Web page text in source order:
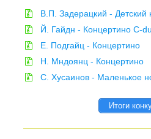
В.П. Задерацкий -
Й. Гайдн - Концертино C-
Е. Подгайц - Концертино
Н. Мндоянц - Концертино
С. Хусаинов - Маленькое
Итоги